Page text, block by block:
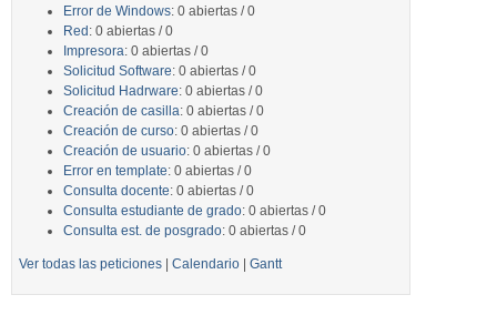
Error de Windows: 0 abiertas / 0
Red: 0 abiertas / 0
Impresora: 0 abiertas / 0
Solicitud Software: 0 abiertas / 0
Solicitud Hadrware: 0 abiertas / 0
Creación de casilla: 0 abiertas / 0
Creación de curso: 0 abiertas / 0
Creación de usuario: 0 abiertas / 0
Error en template: 0 abiertas / 0
Consulta docente: 0 abiertas / 0
Consulta estudiante de grado: 0 abiertas / 0
Consulta est. de posgrado: 0 abiertas / 0
Ver todas las peticiones | Calendario | Gantt